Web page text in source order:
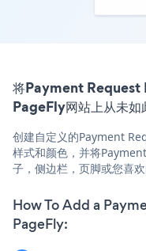
将Payment Request
PageFly网站上从未如
创建自定义的Payment
样式和颜色，并将
子，侧边栏，页脚或您喜欢
How To Add a
PageFly: